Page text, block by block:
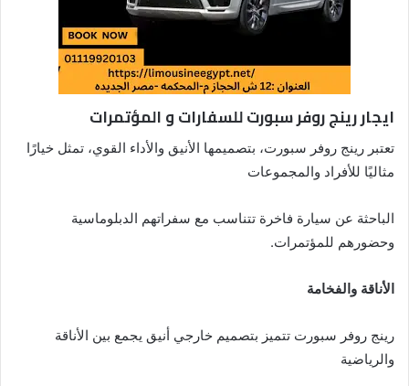
ايجار رينج روفر سبورت للسفارات و المؤتمرات
تعتبر رينج روفر سبورت، بتصميمها الأنيق والأداء القوي، تمثل خيارًا
مثاليًا للأفراد والمجموعات
الباحثة عن سيارة فاخرة تتناسب مع سفراتهم الدبلوماسية
وحضورهم للمؤتمرات.
الأناقة والفخامة
رينج روفر سبورت تتميز بتصميم خارجي أنيق يجمع بين الأناقة
والرياضية